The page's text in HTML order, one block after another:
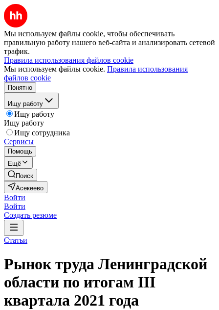
Мы используем файлы cookie, чтобы обеспечивать
правильную работу нашего веб-сайта и анализировать сетевой
трафик.
Правила использования файлов cookie
Мы используем файлы cookie. Правила использования
файлов cookie
Понятно
Ищу работу
Ищу работу
Ищу работу
Ищу сотрудника
Сервисы
Помощь
Ещё
Поиск
Асекеево
Войти
Войти
Создать резюме
Статьи
Рынок труда Ленинградской
области по итогам III
квартала 2021 года